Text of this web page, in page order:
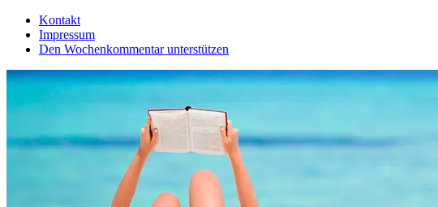
Kontakt
Impressum
Den Wochenkommentar unterstützen